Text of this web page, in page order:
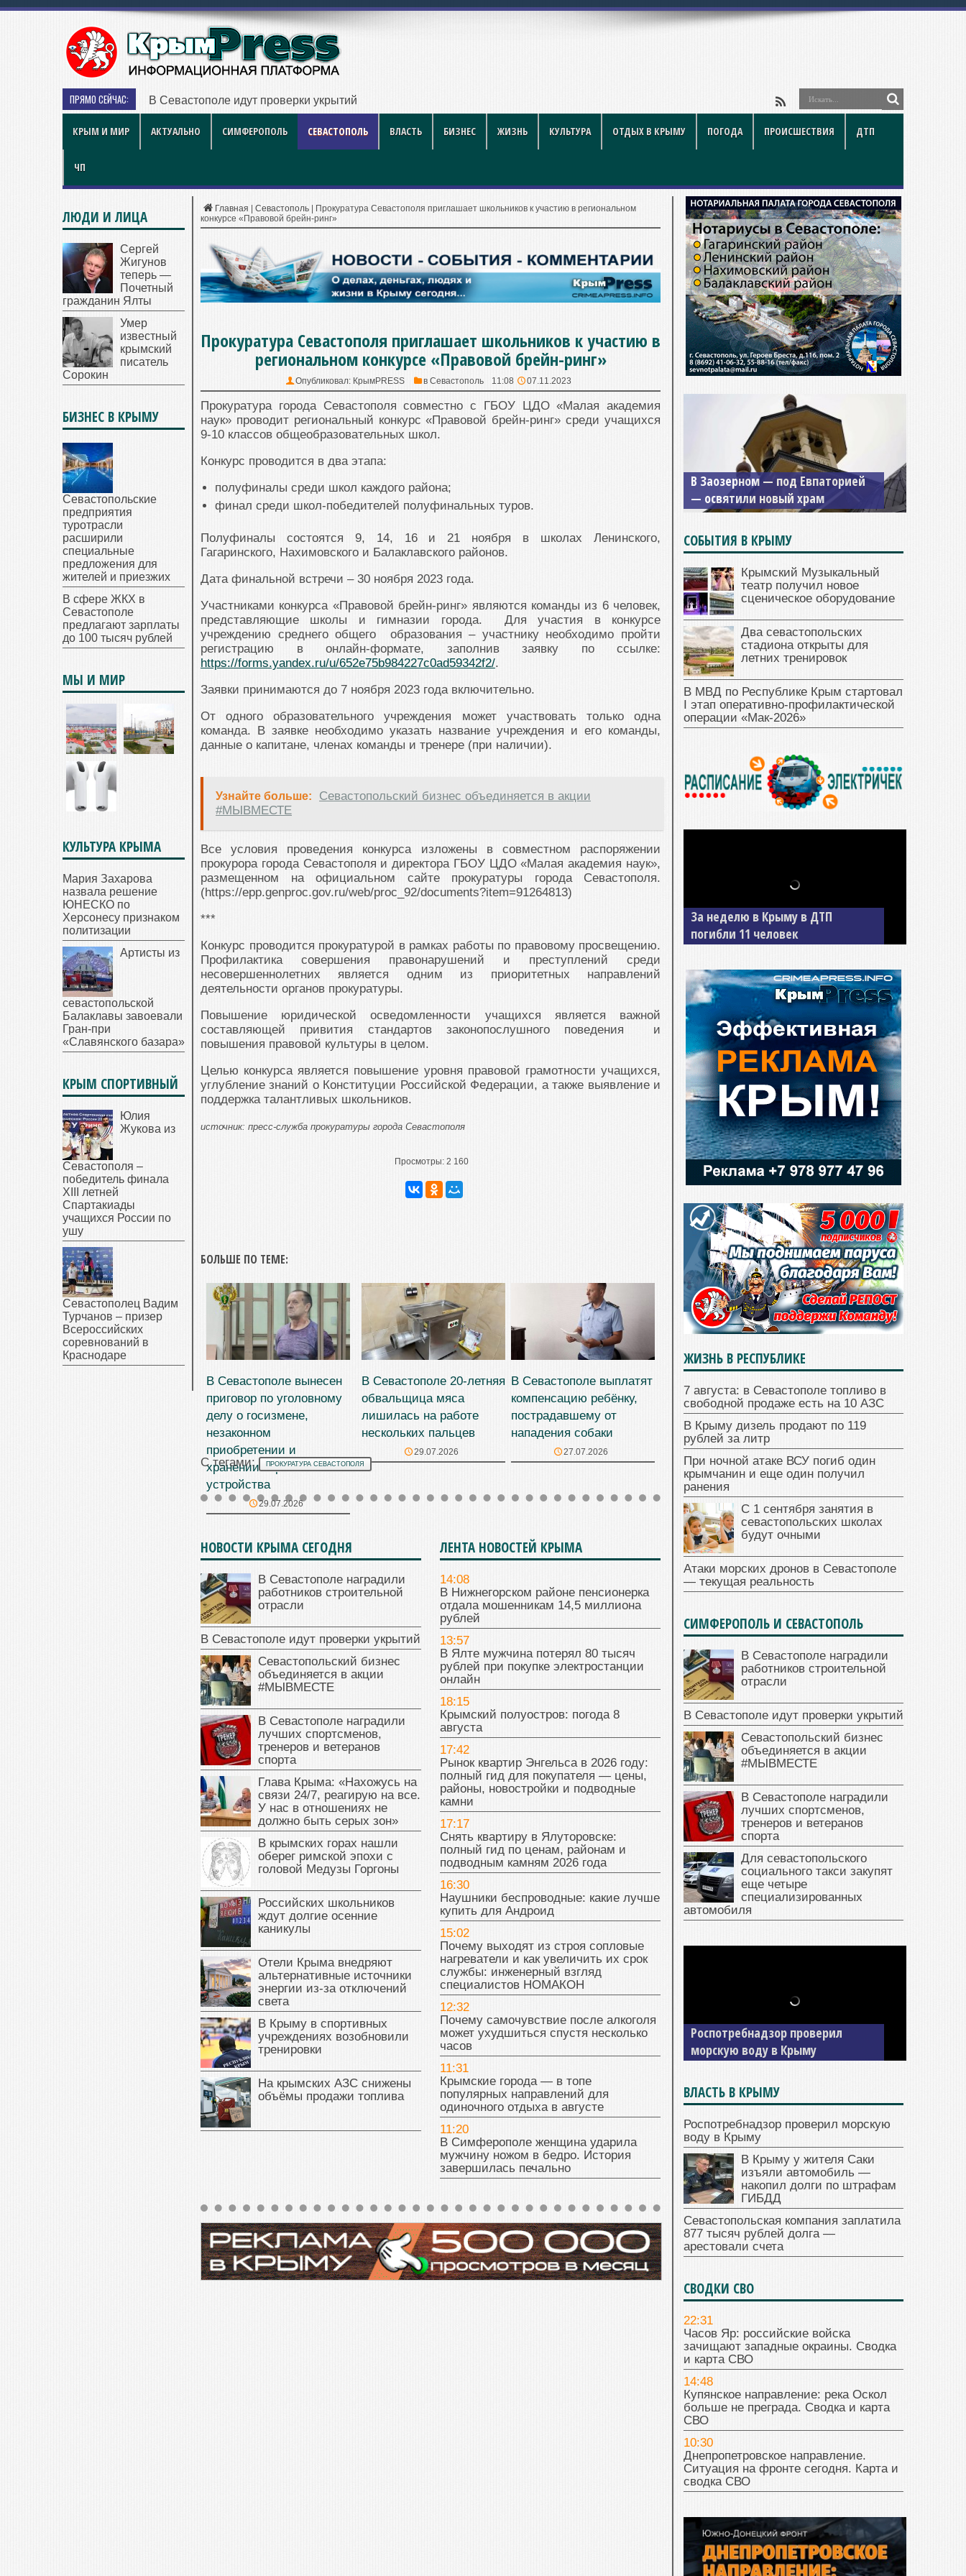
ПРЯМО СЕЙЧАС: В Севастополе идут проверки укрытий
КРЫМ И МИР АКТУАЛЬНО СИМФЕРОПОЛЬ СЕВАСТОПОЛЬ ВЛАСТЬ БИЗНЕС ЖИЗНЬ КУЛЬТУРА ОТДЫХ В КРЫМУ ПОГОДА ПРОИСШЕСТВИЯ ДТП
ЧП
Главная Севастополь
Прокуратура Севастополя приглашает школьников к участию в региональном
конкурсе «Правовой брейн-ринг»
Прокуратура Севастополя приглашает школьников к участию в
региональном конкурсе «Правовой брейн-ринг»
Опубликовал: КрымPRESS в Севастополь 11:08 07.11.2023
Прокуратура города Севастополя совместно с ГБОУ ЦДО «Малая академия
наук» проводит региональный конкурс «Правовой брейн-ринг» среди учащихся
9-10 классов общеобразовательных школ.
Конкурс проводится в два этапа:
полуфиналы среди школ каждого района;
финал среди школ-победителей полуфинальных туров.
Полуфиналы состоятся 9, 14, 16 и 21 ноября в школах Ленинского,
Гагаринского, Нахимовского и Балаклавского районов.
Дата финальной встречи – 30 ноября 2023 года.
Участниками конкурса «Правовой брейн-ринг» являются команды из 6 человек,
представляющие школы и гимназии города. Для участия в конкурсе
учреждению среднего общего образования – участнику необходимо пройти
регистрацию в онлайн-формате, заполнив заявку по ссылке:
https://forms.yandex.ru/u/652e75b984227c0ad59342f2/.
Заявки принимаются до 7 ноября 2023 года включительно.
От одного образовательного учреждения может участвовать только одна
команда. В заявке необходимо указать название учреждения и его команды,
данные о капитане, членах команды и тренере (при наличии).
Узнайте больше:
Севастопольский бизнес объединяется в акции
#МЫВМЕСТЕ
Все условия проведения конкурса изложены в совместном распоряжении
прокурора города Севастополя и директора ГБОУ ЦДО «Малая академия наук»,
размещенном на официальном сайте прокуратуры города Севастополя.
(https://epp.genproc.gov.ru/web/proc_92/documents?item=91264813)
***
Конкурс проводится прокуратурой в рамках работы по правовому просвещению.
Профилактика совершения правонарушений и преступлений среди
несовершеннолетних является одним из приоритетных направлений
деятельности органов прокуратуры.
Повышение юридической осведомленности учащихся является важной
составляющей привития стандартов законопослушного поведения и
повышения правовой культуры в целом.
Целью конкурса является повышение уровня правовой грамотности учащихся,
углубление знаний о Конституции Российской Федерации, а также выявление и
поддержка талантливых школьников.
источник: пресс-служба прокуратуры города Севастополя
Просмотры: 2 160
БОЛЬШЕ ПО ТЕМЕ:
В Севастополе вынесен
приговор по уголовному
делу о госизмене,
незаконном
приобретении и
хранении взрывного
устройства
29.07.2026
В Севастополе 20-летняя
обвальщица мяса
лишилась на работе
нескольких пальцев
29.07.2026
В Севастополе выплатят
компенсацию ребёнку,
пострадавшему от
нападения собаки
27.07.2026
С тегами: ПРОКУРАТУРА СЕВАСТОПОЛЯ
НОВОСТИ КРЫМА СЕГОДНЯ
В Севастополе наградили
работников строительной
отрасли
В Севастополе идут проверки укрытий
Севастопольский бизнес
объединяется в акции
#МЫВМЕСТЕ
В Севастополе наградили
лучших спортсменов,
тренеров и ветеранов
спорта
Глава Крыма: «Нахожусь на
связи 24/7, реагирую на все.
У нас в отношениях не
должно быть серых зон»
В крымских горах нашли
оберег римской эпохи с
головой Медузы Горгоны
Российских школьников
ждут долгие осенние
каникулы
Отели Крыма внедряют
альтернативные источники
энергии из-за отключений
света
В Крыму в спортивных
учреждениях возобновили
тренировки
На крымских АЗС снижены
объёмы продажи топлива
ЛЕНТА НОВОСТЕЙ КРЫМА
14:08
В Нижнегорском районе пенсионерка
отдала мошенникам 14,5 миллиона
рублей
13:57
В Ялте мужчина потерял 80 тысяч
рублей при покупке электростанции
онлайн
18:15
Крымский полуостров: погода 8
августа
17:42
Рынок квартир Энгельса в 2026 году:
полный гид для покупателя — цены,
районы, новостройки и подводные
камни
17:17
Снять квартиру в Ялуторовске:
полный гид по ценам, районам и
подводным камням 2026 года
16:30
Наушники беспроводные: какие лучше
купить для Андроид
15:02
Почему выходят из строя сопловые
нагреватели и как увеличить их срок
службы: инженерный взгляд
специалистов НОМАКОН
12:32
Почему самочувствие после алкоголя
может ухудшиться спустя несколько
часов
11:31
Крымские города — в топе
популярных направлений для
одиночного отдыха в августе
11:20
В Симферополе женщина ударила
мужчину ножом в бедро. История
завершилась печально
ЛЮДИ И ЛИЦА
Сергей
Жигунов
теперь —
Почетный
гражданин Ялты
Умер
известный
крымский
писатель
Сорокин
БИЗНЕС В КРЫМУ
Севастопольские
предприятия
туротрасли
расширили
специальные
предложения для
жителей и приезжих
В сфере ЖКХ в
Севастополе
предлагают зарплаты
до 100 тысяч рублей
МЫ И МИР
КУЛЬТУРА КРЫМА
Мария Захарова
назвала решение
ЮНЕСКО по
Херсонесу признаком
политизации
Артисты из
севастопольской
Балаклавы завоевали
Гран-при
«Славянского базара»
КРЫМ СПОРТИВНЫЙ
Юлия
Жукова из
Севастополя –
победитель финала
XIII летней
Спартакиады
учащихся России по
ушу
Севастополец Вадим
Турчанов – призер
Всероссийских
соревнований в
Краснодаре
Мужской монастырь Косьмы и
Дамиана в Крыму вновь открыт
для посещения
СОБЫТИЯ В КРЫМУ
Крымский Музыкальный
театр получил новое
сценическое оборудование
Два севастопольских
стадиона открыты для
летних тренировок
В МВД по Республике Крым стартовал
I этап оперативно‑профилактической
операции «Мак‑2026»
В Джанкое водитель ВАЗа сбил
двух детей на «зебре»
ЖИЗНЬ В РЕСПУБЛИКЕ
7 августа: в Севастополе топливо в
свободной продаже есть на 10 АЗС
В Крыму дизель продают по 119
рублей за литр
При ночной атаке ВСУ погиб один
крымчанин и еще один получил
ранения
С 1 сентября занятия в
севастопольских школах
будут очными
Атаки морских дронов в Севастополе
— текущая реальность
СИМФЕРОПОЛЬ И СЕВАСТОПОЛЬ
В Севастополе наградили
работников строительной
отрасли
В Севастополе идут проверки укрытий
Севастопольский бизнес
объединяется в акции
#МЫВМЕСТЕ
В Севастополе наградили
лучших спортсменов,
тренеров и ветеранов
спорта
Для севастопольского
социального такси закупят
еще четыре
специализированных
автомобиля
автомобиль — накопил долги по
штрафам ГИБДД
ВЛАСТЬ В КРЫМУ
Роспотребнадзор проверил морскую
воду в Крыму
В Крыму у жителя Саки
изъяли автомобиль —
накопил долги по штрафам
ГИБДД
Севастопольская компания заплатила
877 тысяч рублей долга —
арестовали счета
СВОДКИ СВО
22:31
Часов Яр: российские войска
зачищают западные окраины. Сводка
и карта СВО
14:48
Купянское направление: река Оскол
больше не преграда. Сводка и карта
СВО
10:30
Днепропетровское направление.
Ситуация на фронте сегодня. Карта и
сводка СВО